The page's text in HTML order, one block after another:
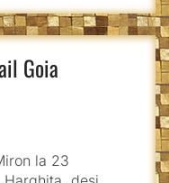
Goia
la 23